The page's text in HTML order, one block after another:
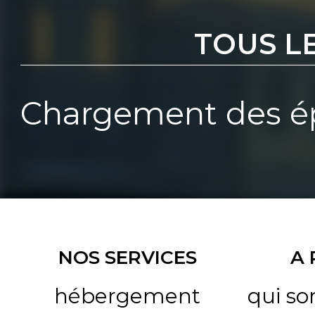
TOUS
Chargement des
NOS SERVICES
hébergement
A
qui